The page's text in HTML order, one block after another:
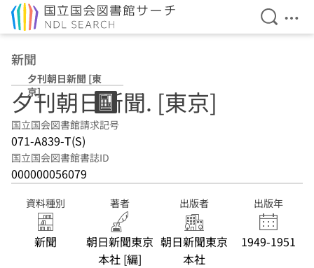
検索を
メ
新聞
夕刊朝日新聞 [東
京]
夕刊朝日新聞. [東京]
国立国会図書館請求記号
071-A839-T(S)
国立国会図書館書誌ID
000000056079
資料種別
新聞
著者
朝日新聞東京
本社 [編]
出版者
朝日新聞東京
本社
出版年
1949-1951